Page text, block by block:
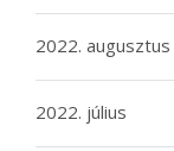
2022. augusztus
2022. július